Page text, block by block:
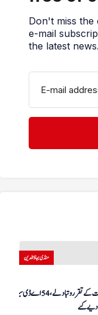
Don't miss
e-mail
the latest news.
E-mail
منڈی بہاؤالدین
پنجاب حکومت کے تقرر و تبادلے، 54 اے ڈی سیز کو
دیے گئے